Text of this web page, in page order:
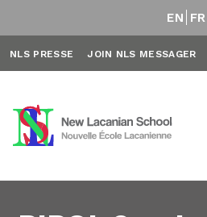
EN FR
NLS PRESSE JOIN NLS MESSAGER